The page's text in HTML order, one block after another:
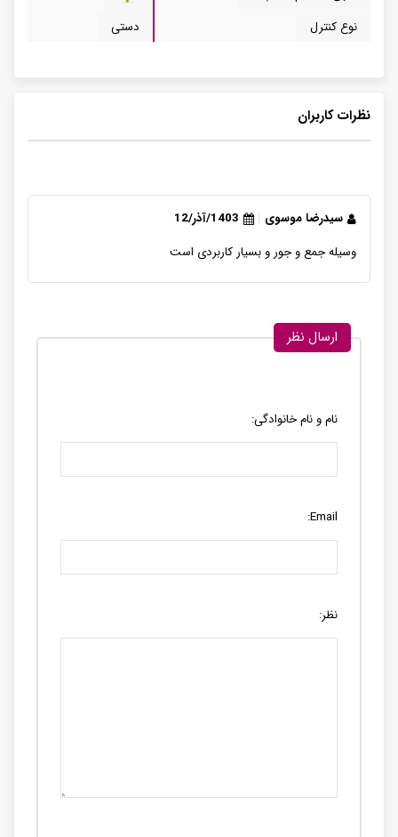
نوع کنترل
دستی
نظرات کاربران
سیدرضا موسوی
1403/آذر/12
وسیلە جمع و جور و بسیار کاربردی است
ارسال نظر
نام و نام خانوادگی:
Email:
نظر: